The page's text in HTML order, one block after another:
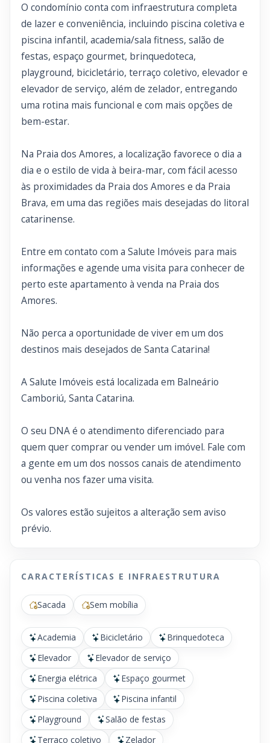
O condomínio conta com infraestrutura completa
de lazer e conveniência, incluindo piscina coletiva e
piscina infantil, academia/sala fitness, salão de
festas, espaço gourmet, brinquedoteca,
playground, bicicletário, terraço coletivo, elevador e
elevador de serviço, além de zelador, entregando
uma rotina mais funcional e com mais opções de
bem-estar.
Na Praia dos Amores, a localização favorece o dia a
dia e o estilo de vida à beira-mar, com fácil acesso
às proximidades da Praia dos Amores e da Praia
Brava, em uma das regiões mais desejadas do litoral
catarinense.
Entre em contato com a Salute Imóveis para mais
informações e agende uma visita para conhecer de
perto este apartamento à venda na Praia dos
Amores.
Não perca a oportunidade de viver em um dos
destinos mais desejados de Santa Catarina!
A Salute Imóveis está localizada em Balneário
Camboriú, Santa Catarina.
O seu DNA é o atendimento diferenciado para
quem quer comprar ou vender um imóvel. Fale com
a gente em um dos nossos canais de atendimento
ou venha nos fazer uma visita.
Os valores estão sujeitos a alteração sem aviso
prévio.
CARACTERÍSTICAS E INFRAESTRUTURA
Sacada Sem mobília
Academia Bicicletário
Brinquedoteca
Elevador
Elevador de serviço
Energia elétrica
Espaço gourmet
Piscina coletiva
Piscina infantil
Playground
Salão de festas
Terraço coletivo
Zelador